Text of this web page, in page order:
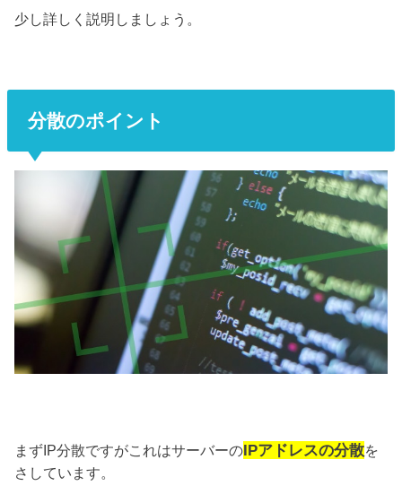
少し詳しく説明しましょう。
分散のポイント
まずIP分散ですがこれはサーバーのIPアドレスの分散を
さしています。